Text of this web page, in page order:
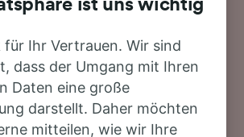
Bologna nach Genova Piazza
bei uns alles, was Sie brauchen.
und Genova Piazza Principe
25 Züge am Tag, die mit der
3 Stunden 35 Minuten für die
benötigen. Bei dieser Verbindung
ist uns wichtig
für Ihr Vertrauen. Wir sind
dass der Umgang mit Ihren
Daten eine große
darstellt. Daher möchten
mitteilen, wie wir Ihre